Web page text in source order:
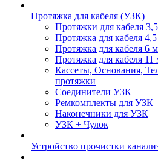
Протяжка для кабеля (УЗК)
Протяжки для кабеля
Протяжка для кабеля
Протяжка для кабеля 6
Протяжка для кабеля 11
Кассеты, Основания,
протяжки
Соединители УЗК
Ремкомплекты для УЗК
Наконечники для УЗК
УЗК + Чулок
Устройство прочистки